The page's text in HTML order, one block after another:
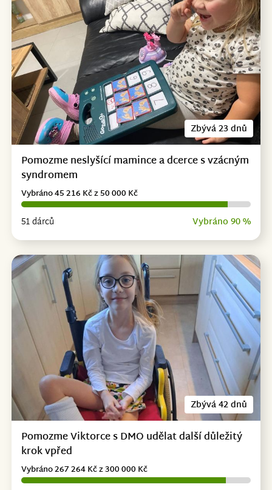
Zbývá 23 dnů
Pomozme neslyšící mamince a dcerce s vzácným
syndromem
51 dárců Vybráno 90 %
Vybráno 45 216 Kč z 50 000 Kč
Zbývá 42 dnů
Pomozme Viktorce s DMO udělat další důležitý
krok vpřed
Vybráno 267 264 Kč z 300 000 Kč